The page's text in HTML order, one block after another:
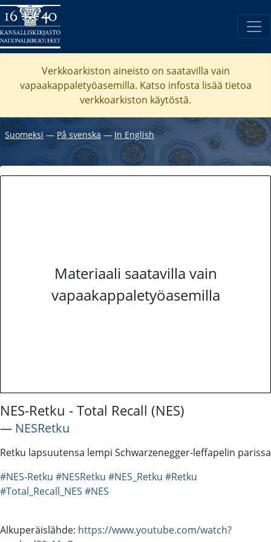
Verkkoarkiston aineisto on saatavilla vain
vapaakappaletyöasemilla. Katso infosta lisää tietoa
verkkoarkiston käytöstä.
Suomeksi ― På svenska― In English
Materiaali saatavilla vain
vapaakappaletyöasemilla
NES-Retku - Total Recall (NES)
― NESRetku
Retku lapsuutensa lempi Schwarzenegger-leffapelin parissa
#NES-Retku #NESRetku #NES_Retku #Retku
#Total_Recall_NES #NES
Alkuperäislähde: https://www.youtube.com/watch?